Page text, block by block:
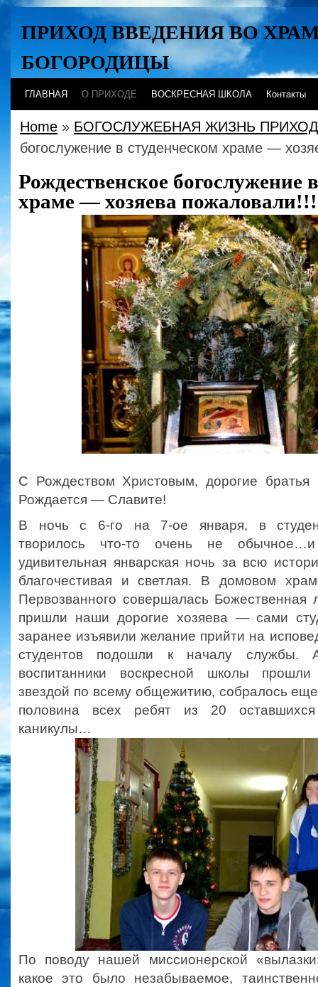
ПРИХОД ВВЕДЕНИЯ ВО
БОГОРОДИЦЫ
Хабаровск
ГЛАВНАЯ О ПРИХОДЕ ВОСКРЕСНАЯ ШКОЛА Контакты
Home » БОГОСЛУЖЕБНАЯ ЖИЗНЬ
богослужение в студенческом храме —
Рождественское богослужение
храме — хозяева пожаловали!!!
С Рождеством Христовым, дорогие братья
Рождается — Славите!
В ночь с 6-го на 7-ое января, в
творилось что-то очень не
удивительная январская ночь за всю
благочестивая и светлая. В домовом
Первозванного совершалась Божественная
пришли наши дорогие хозяева — сами
заранее изъявили желание прийти на
студентов подошли к началу службы.
воспитанники воскресной школы
звездой по всему общежитию, собралось
половина всех ребят из 20
каникулы…
По поводу нашей миссионерской
какое это было незабываемое,